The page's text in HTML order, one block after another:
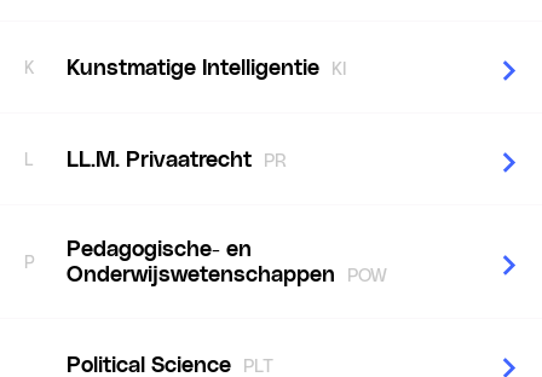
K Kunstmatige Intelligentie KI
L LL.M. Privaatrecht PR
P
Pedagogische- en
Onderwijswetenschappen
POW
Political Science PLT